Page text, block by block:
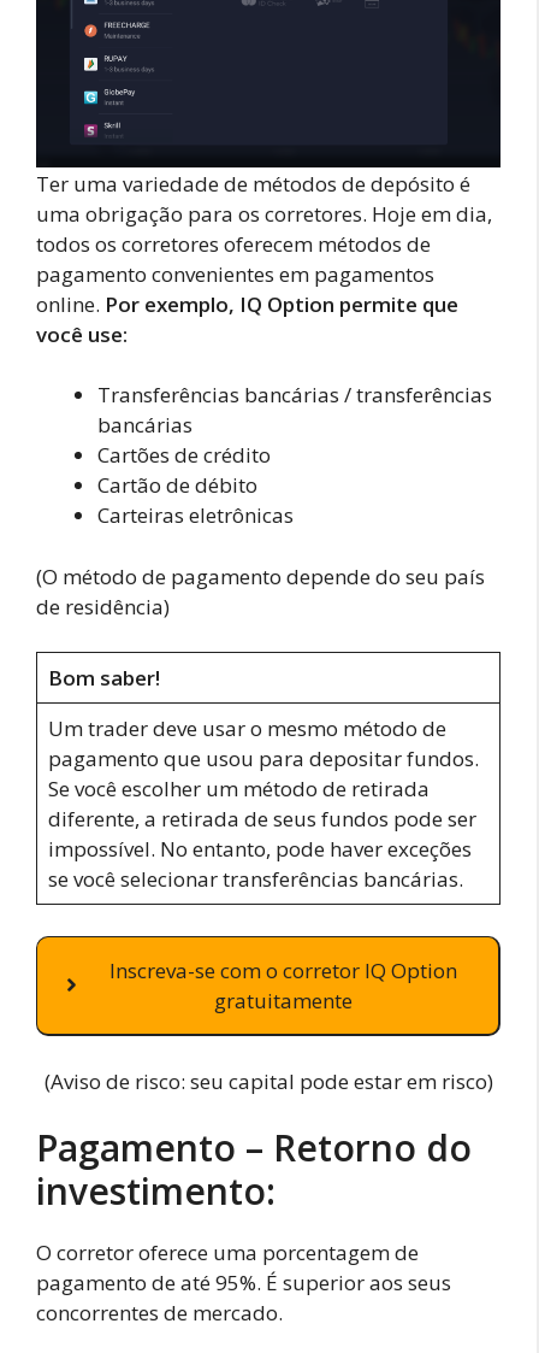
Ter uma variedade de métodos de depósito é
uma obrigação para os corretores. Hoje em dia,
todos os corretores oferecem métodos de
pagamento convenientes em pagamentos
online. Por exemplo, IQ Option permite que
você use:
Transferências bancárias / transferências
bancárias
Cartões de crédito
Cartão de débito
Carteiras eletrônicas
(O método de pagamento depende do seu país
de residência)
Bom saber!
Um trader deve usar o mesmo método de
pagamento que usou para depositar fundos.
Se você escolher um método de retirada
diferente, a retirada de seus fundos pode ser
impossível. No entanto, pode haver exceções
se você selecionar transferências bancárias.
Inscreva-se com o corretor IQ Option
gratuitamente
(Aviso de risco: seu capital pode estar em risco)
Pagamento – Retorno do
investimento:
O corretor oferece uma porcentagem de
pagamento de até 95%. É superior aos seus
concorrentes de mercado.